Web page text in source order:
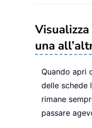
una
Quando apri
delle schede
rimane
passare